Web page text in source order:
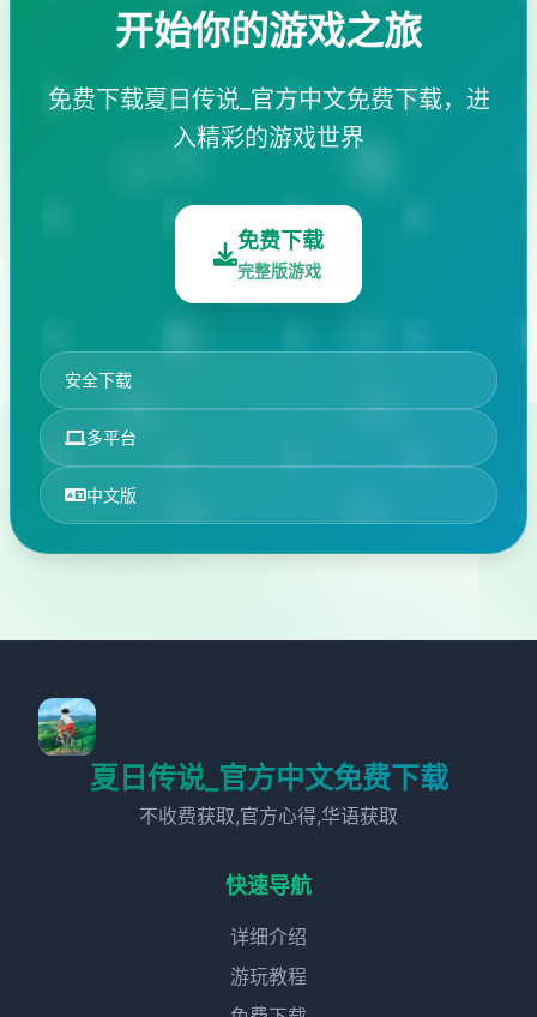
开始你的游戏之旅
免费下载夏日传说_官方中文免费下载，进
入精彩的游戏世界
免费下载
完整版游戏
安全下载
多平台
中文版
夏日传说_官方中文免费下载
不收费获取,官方心得,华语获取
快速导航
详细介绍
游玩教程